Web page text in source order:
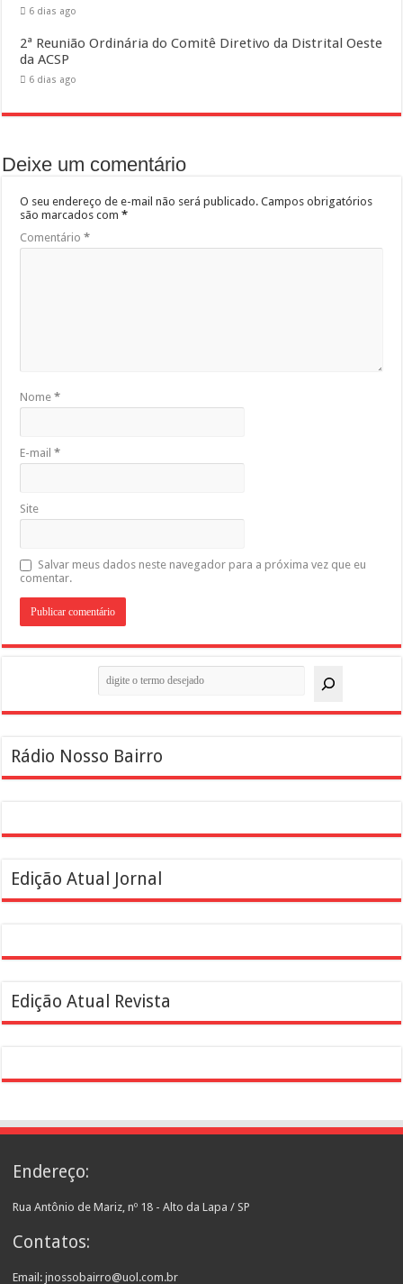
6 dias ago
2ª Reunião Ordinária do Comitê Diretivo da Distrital Oeste
da ACSP
6 dias ago
Deixe um comentário
O seu endereço de e-mail não será publicado. Campos obrigatórios
são marcados com*
Comentário*
Nome*
E-mail*
Site
Salvar meus dados neste navegador para a próxima vez que eu
comentar.
Rádio Nosso Bairro
Edição Atual Jornal
Edição Atual Revista
Endereço:
Rua Antônio de Mariz, nº 18 - Alto da Lapa / SP
Contatos:
Email: jnossobairro@uol.com.br